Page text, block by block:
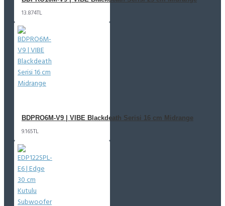
13.874TL
BDPRO6M-V9 | VIBE Blackdeath Serisi 16 cm Midrange
9.165TL